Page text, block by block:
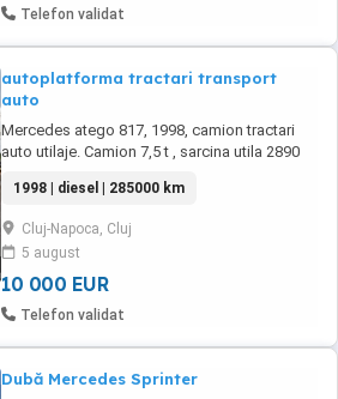
Telefon validat
autoplatforma tractari transport
auto
Mercedes atego 817, 1998, camion tractari
auto utilaje. Camion 7,5 t , sarcina utila 2890
utilaje, 9m lungime x 2,5m latime, dotat cu
troliu electric, girofar, sirocol, statie emisie-
receptie, carlig remorcare 3,5t ,tahograf
analogic, euro 2, ITP valabil, ...
1998 | diesel | 285000 km
Cluj-Napoca, Cluj
5 august
10 000 EUR
Telefon validat
Dubă Mercedes Sprinter